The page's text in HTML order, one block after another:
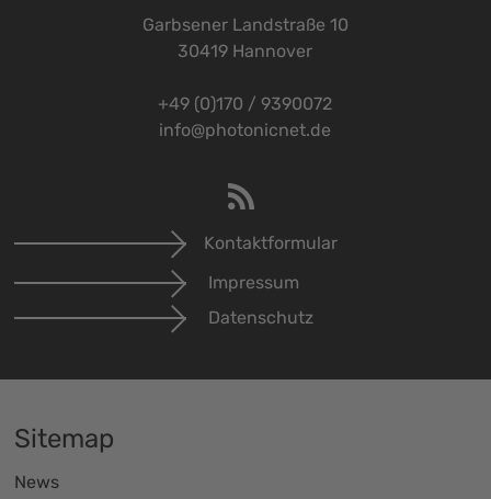
Garbsener Landstraße 10
30419 Hannover
+49 (0)170 / 9390072
info@photonicnet.de
Kontaktformular
Impressum
Datenschutz
Sitemap
News